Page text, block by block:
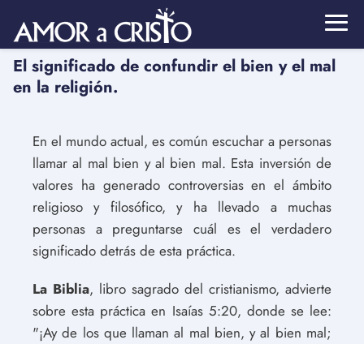
El significado de confundir el bien y el mal
en la religión.
En el mundo actual, es común escuchar a personas
llamar al mal bien y al bien mal. Esta inversión de
valores ha generado controversias en el ámbito
religioso y filosófico, y ha llevado a muchas
personas a preguntarse cuál es el verdadero
significado detrás de esta práctica.
La Biblia, libro sagrado del cristianismo, advierte
sobre esta práctica en Isaías 5:20, donde se lee:
"¡Ay de los que llaman al mal bien, y al bien mal;